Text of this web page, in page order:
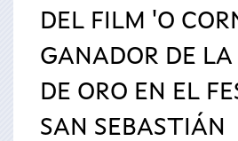
usted
aquí
DEL FILM 'O
GANADOR DE
DE ORO EN EL
SAN SEBASTIÁN